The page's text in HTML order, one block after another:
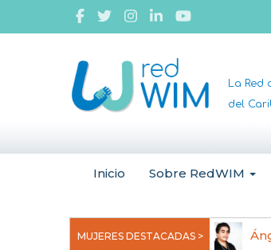
La Red
del
Inicio Sobre RedWIM
MUJERES DESTACADAS >
Uchegbu, pionera en